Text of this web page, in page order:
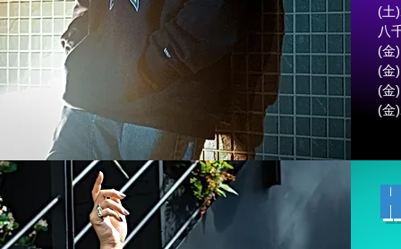
(土
八
​(金
(金
(金
(金